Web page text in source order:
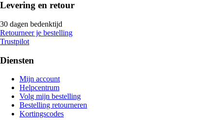
Levering en retour
30 dagen bedenktijd
Retourneer je bestelling
Trustpilot
Diensten
Mijn account
Helpcentrum
Volg mijn bestelling
Bestelling retourneren
Kortingscodes